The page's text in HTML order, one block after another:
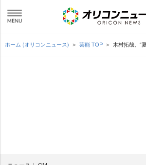
ホーム (オリコンニュース) 芸能 TOP 木村拓哉、“